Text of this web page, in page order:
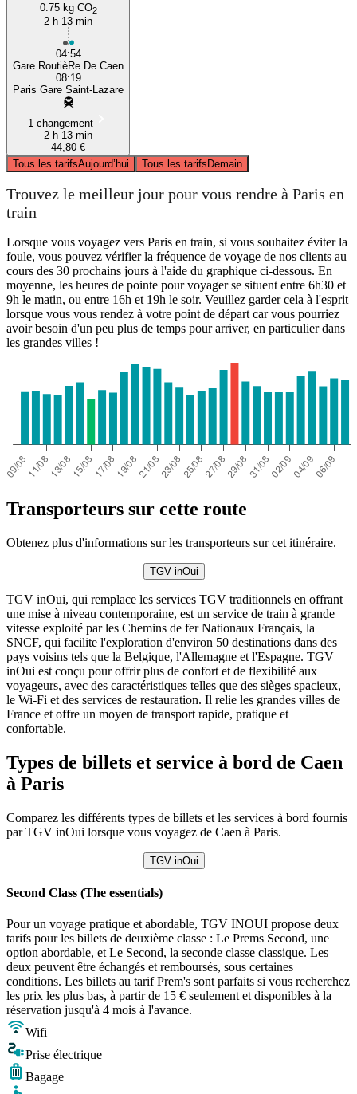
0.75 kg CO2
2 h 13 min
04:54
Gare RoutièRe De Caen
08:19
Paris Gare Saint-Lazare
1 changement
2 h 13 min
44,80 €
Tous les tarifsAujourd’hui Tous les tarifsDemain
Trouvez le meilleur jour pour vous rendre à Paris en
train
Lorsque vous voyagez vers Paris en train, si vous souhaitez éviter la
foule, vous pouvez vérifier la fréquence de voyage de nos clients au
cours des 30 prochains jours à l'aide du graphique ci-dessous. En
moyenne, les heures de pointe pour voyager se situent entre 6h30 et
9h le matin, ou entre 16h et 19h le soir. Veuillez garder cela à l'esprit
lorsque vous vous rendez à votre point de départ car vous pourriez
avoir besoin d'un peu plus de temps pour arriver, en particulier dans
les grandes villes !
Transporteurs sur cette route
Obtenez plus d'informations sur les transporteurs sur cet itinéraire.
TGV inOui
TGV inOui, qui remplace les services TGV traditionnels en offrant
une mise à niveau contemporaine, est un service de train à grande
vitesse exploité par les Chemins de fer Nationaux Français, la
SNCF, qui facilite l'exploration d'environ 50 destinations dans des
pays voisins tels que la Belgique, l'Allemagne et l'Espagne. TGV
inOui est conçu pour offrir plus de confort et de flexibilité aux
voyageurs, avec des caractéristiques telles que des sièges spacieux,
le Wi-Fi et des services de restauration. Il relie les grandes villes de
France et offre un moyen de transport rapide, pratique et
confortable.
Types de billets et service à bord de Caen
à Paris
Comparez les différents types de billets et les services à bord fournis
par TGV inOui lorsque vous voyagez de Caen à Paris.
TGV inOui
Second Class (The essentials)
Pour un voyage pratique et abordable, TGV INOUI propose deux
tarifs pour les billets de deuxième classe : Le Prems Second, une
option abordable, et Le Second, la seconde classe classique. Les
deux peuvent être échangés et remboursés, sous certaines
conditions. Les billets au tarif Prem's sont parfaits si vous recherchez
les prix les plus bas, à partir de 15 € seulement et disponibles à la
réservation jusqu'à 4 mois à l'avance.
Wifi
Prise électrique
Bagage